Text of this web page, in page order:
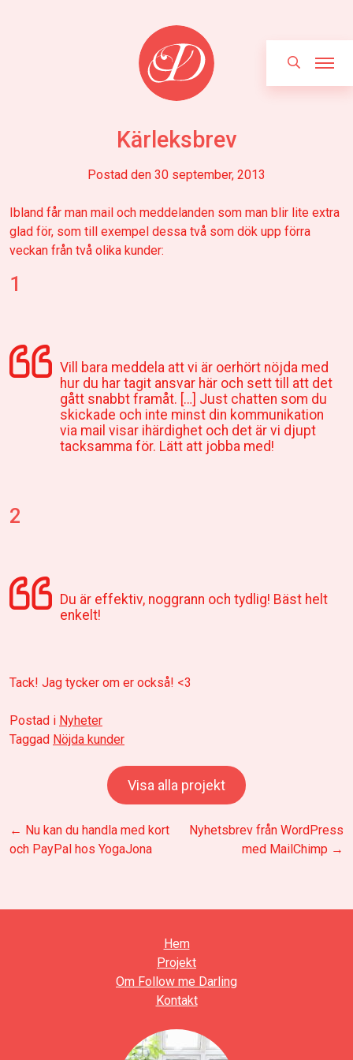
Kärleksbrev
Postad den 30 september, 2013
Ibland får man mail och meddelanden som man blir lite extra
glad för, som till exempel dessa två som dök upp förra
veckan från två olika kunder:
1
Vill bara meddela att vi är oerhört nöjda med
hur du har tagit ansvar här och sett till att det
gått snabbt framåt. […] Just chatten som du
skickade och inte minst din kommunikation
via mail visar ihärdighet och det är vi djupt
tacksamma för. Lätt att jobba med!
2
Du är effektiv, noggrann och tydlig! Bäst helt
enkelt!
Tack! Jag tycker om er också! <3
Postad i Nyheter
Taggad Nöjda kunder
Visa alla projekt
Inläggsnavigering
← Nu kan du handla med kort
och PayPal hos YogaJona
Nyhetsbrev från WordPress
med MailChimp →
Hem
Projekt
Om Follow me Darling
Kontakt